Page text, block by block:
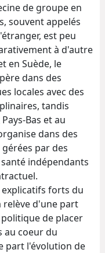
de groupe en
souvent appelés
est peu
à d'autre
en Suède, le
dans des
locales avec des
tandis
Bas et au
dans des
par des
indépendants
forts du
d'une part
de placer
au coeur du
part l'évolution de